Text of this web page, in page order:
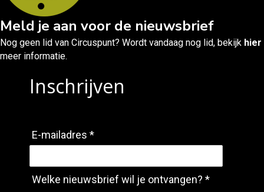
Meld je aan voor de nieuwsbrief
Nog geen lid van Circuspunt? Wordt vandaag nog lid, bekijk hier
meer informatie.
Inschrijven
E-mailadres *
Welke nieuwsbrief wil je ontvangen? *